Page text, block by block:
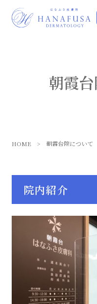
朝霞
HOME > 朝霞台院について
院内紹介